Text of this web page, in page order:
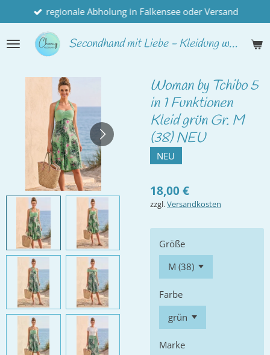
Hauptinhalt
springen
Secondhandmit Liebe - Kleidung wie neu
regionale Abholung in Falkensee oder Versand
Woman by Tchibo 5
in 1 Funktionen
Kleid grün Gr. M
(38) NEU
NEU
18,00 €
zzgl.Versandkosten
Größe
Farbe
Marke